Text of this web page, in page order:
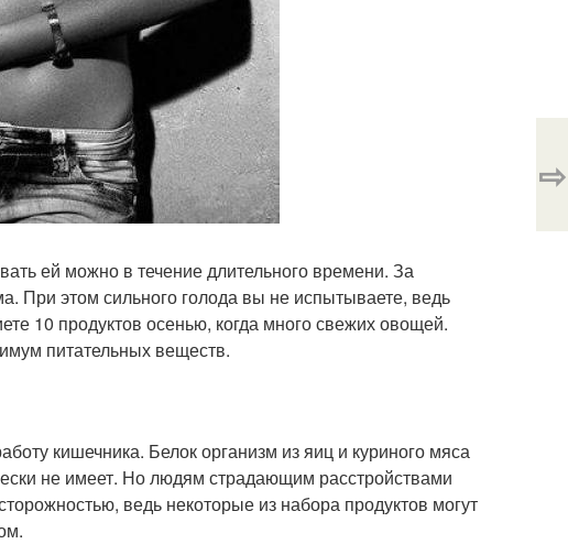
ей можно в течение длительного времени. За
При этом сильного голода вы не испытываете, ведь
10 продуктов осенью, когда много свежих овощей.
питательных веществ.
кишечника. Белок организм из яиц и куриного мяса
не имеет. Но людям страдающим расстройствами
ведь некоторые из набора продуктов могут
⇨